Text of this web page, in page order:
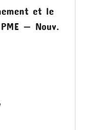
et le
— Nouv.